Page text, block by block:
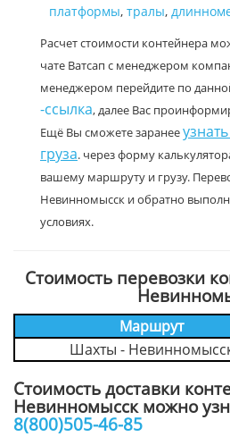
платформы, тралы,
Расчет стоимости контейнера
чате Ватсап с менеджером
менеджером перейдите по
-ссылка, далее Вас
Ещё Вы сможете заранее
груза. через форму
вашему маршруту и грузу.
Невинномысск и обратно
условиях.
Стоимость перевозки
Маршрут
Шахты -
Стоимость доставки
Невинномысск можно
8(800)505-46-85